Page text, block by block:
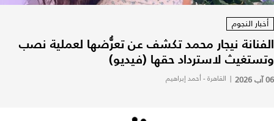
أخبار النجوم
الفنانة نيجار محمد تكشف عن تعرُّضها لعملية نصب
وتستغيث لاسترداد حقها (فيديو)
06 آب 2026 | القاهرة - أحمد إبراهيم